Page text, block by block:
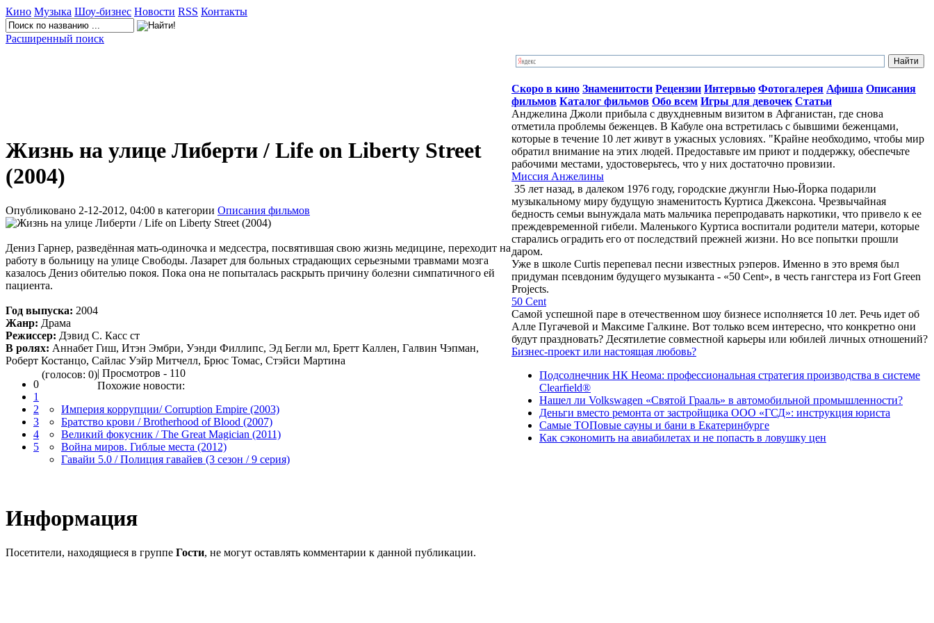
Кино Музыка Шоу-бизнес Новости RSS Контакты
Расширенный поиск
Жизнь на улице Либерти / Life on Liberty Street
(2004)
Опубликовано 2-12-2012, 04:00 в категории Описания фильмов
Дениз Гарнер, разведённая мать-одиночка и медсестра, посвятившая свою жизнь медицине, переходит на
работу в больницу на улице Свободы. Лазарет для больных страдающих серьезными травмами мозга
казалось Дениз обителью покоя. Пока она не попыталась раскрыть причину болезни симпатичного ей
пациента.
Год выпуска: 2004
Жанр: Драма
Режиссер: Дэвид С. Касс ст
В ролях: Аннабет Гиш, Итэн Эмбри, Уэнди Филлипс, Эд Бегли мл, Бретт Каллен, Галвин Чэпман,
Роберт Костанцо, Сайлас Уэйр Митчелл, Брюс Томас, Стэйси Мартина
0
1
2
3
4
5
(голосов: 0)| Просмотров - 110
Похожие новости:
Империя коррупции/ Corruption Empire (2003)
Братство крови / Brotherhood of Blood (2007)
Великий фокусник / The Great Magician (2011)
Война миров. Гиблые места (2012)
Гавайи 5.0 / Полиция гавайев (3 сезон / 9 серия)
Информация
Посетители, находящиеся в группе Гости, не могут оставлять комментарии к данной публикации.
Скоро в кино Знаменитости Рецензии Интервью Фотогалерея Афиша Описания
фильмов Каталог фильмов Обо всем Игры для девочек Статьи
Анджелина Джоли прибыла с двухдневным визитом в Афганистан, где снова
отметила проблемы беженцев. В Кабуле она встретилась с бывшими беженцами,
которые в течение 10 лет живут в ужасных условиях. "Крайне необходимо, чтобы мир
обратил внимание на этих людей. Предоставьте им приют и поддержку, обеспечьте
рабочими местами, удостоверьтесь, что у них достаточно провизии.
Миссия Анжелины
35 лет назад, в далеком 1976 году, городские джунгли Нью-Йорка подарили
музыкальному миру будущую знаменитость Куртиса Джексона. Чрезвычайная
бедность семьи вынуждала мать мальчика перепродавать наркотики, что привело к ее
преждевременной гибели. Маленького Куртиса воспитали родители матери, которые
старались оградить его от последствий прежней жизни. Но все попытки прошли
даром.
Уже в школе Curtis перепевал песни известных рэперов. Именно в это время был
придуман псевдоним будущего музыканта - «50 Cent», в честь гангстера из Fort Green
Projects.
50 Cent
Самой успешной паре в отечественном шоу бизнесе исполняется 10 лет. Речь идет об
Алле Пугачевой и Максиме Галкине. Вот только всем интересно, что конкретно они
будут праздновать? Десятилетие совместной карьеры или юбилей личных отношений?
Бизнес-проект или настоящая любовь?
Подсолнечник НК Неома: профессиональная стратегия производства в системе
Clearfield®
Нашел ли Volkswagen «Святой Грааль» в автомобильной промышленности?
Деньги вместо ремонта от застройщика ООО «ГСД»: инструкция юриста
Самые ТОПовые сауны и бани в Екатеринбурге
Как сэкономить на авиабилетах и не попасть в ловушку цен